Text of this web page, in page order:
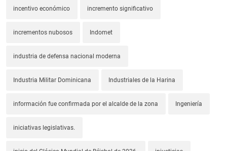
incentivo económico incremento significativo
incrementos nubosos Indomet
industria de defensa nacional moderna
Industria Militar Dominicana Industriales de la Harina
información fue confirmada por el alcalde de la zona Ingeniería
iniciativas legislativas.